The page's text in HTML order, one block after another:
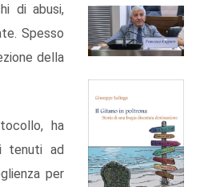
di abusi,
Spesso
della
ha
tenuti ad
per